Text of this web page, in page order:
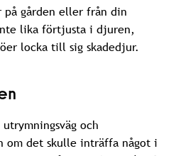
gården eller från din
lika förtjusta i djuren,
locka till sig skadedjur.
och
om det skulle inträffa något i